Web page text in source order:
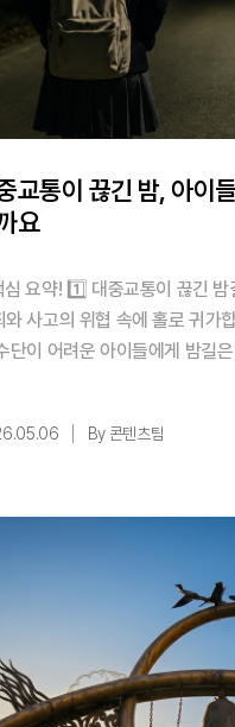
교통이 끊긴 밤, 아이
요
심 요약! 1️⃣ 대중교통이 끊긴
와 사고의 위협 속에 홀로 귀가
단이 어려운 아이들에게 밤길
멀기만 한 집 2. 숫자로 드러나
By 콘텐츠팀